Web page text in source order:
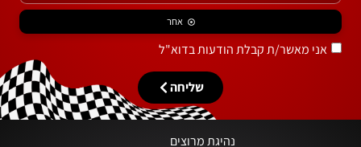
אחר
אני מאשר/ת קבלת הודעות בדוא"ל
שליחה
נהיגת מרוצים